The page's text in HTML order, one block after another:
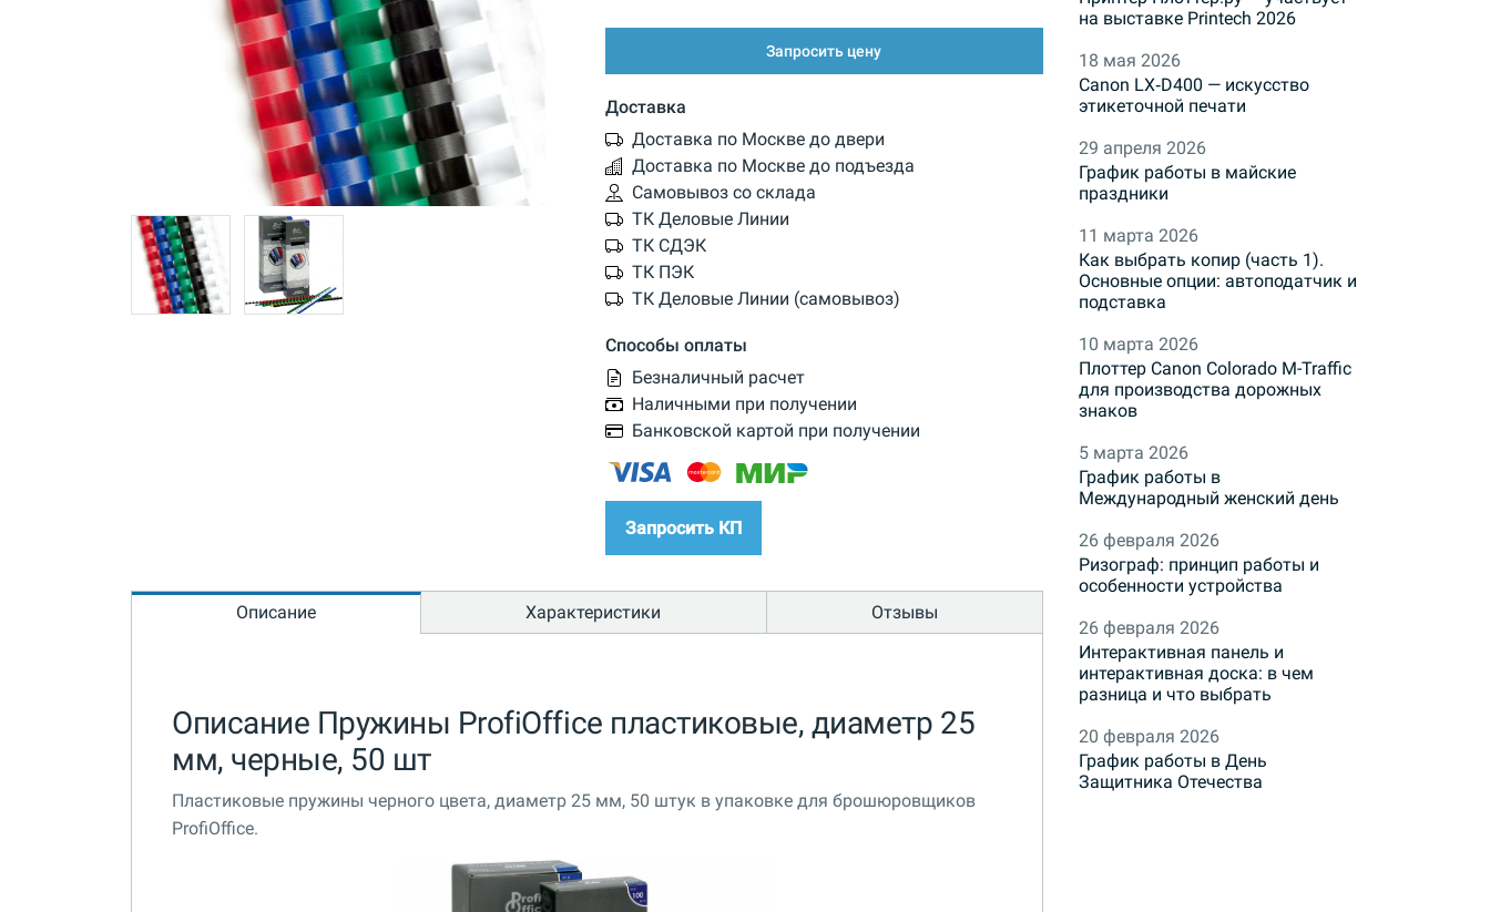
Запросить цену
Доставка
Доставка по Москве до двери
Доставка по Москве до подъезда
Самовывоз со склада
ТК Деловые Линии
ТК СДЭК
ТК ПЭК
ТК Деловые Линии (самовывоз)
Способы оплаты
Безналичный расчет
Наличными при получении
Банковской картой при получении
Запросить КП
Описание Характеристики Отзывы
Описание Пружины ProfiOffice пластиковые, диаметр 25
мм, черные, 50 шт
Пластиковые пружины черного цвета, диаметр 25 мм, 50 штук в упаковке для брошюровщиков
ProfiOffice.
на выставке Printech 2026
18 мая 2026
Canon LX‑D400 — искусство
этикеточной печати
29 апреля 2026
График работы в майские
праздники
11 марта 2026
Как выбрать копир (часть 1).
Основные опции: автоподатчик и
подставка
10 марта 2026
Плоттер Canon Colorado M-Traffic
для производства дорожных
знаков
5 марта 2026
График работы в
Международный женский день
26 февраля 2026
Ризограф: принцип работы и
особенности устройства
26 февраля 2026
Интерактивная панель и
интерактивная доска: в чем
разница и что выбрать
20 февраля 2026
График работы в День
Защитника Отечества